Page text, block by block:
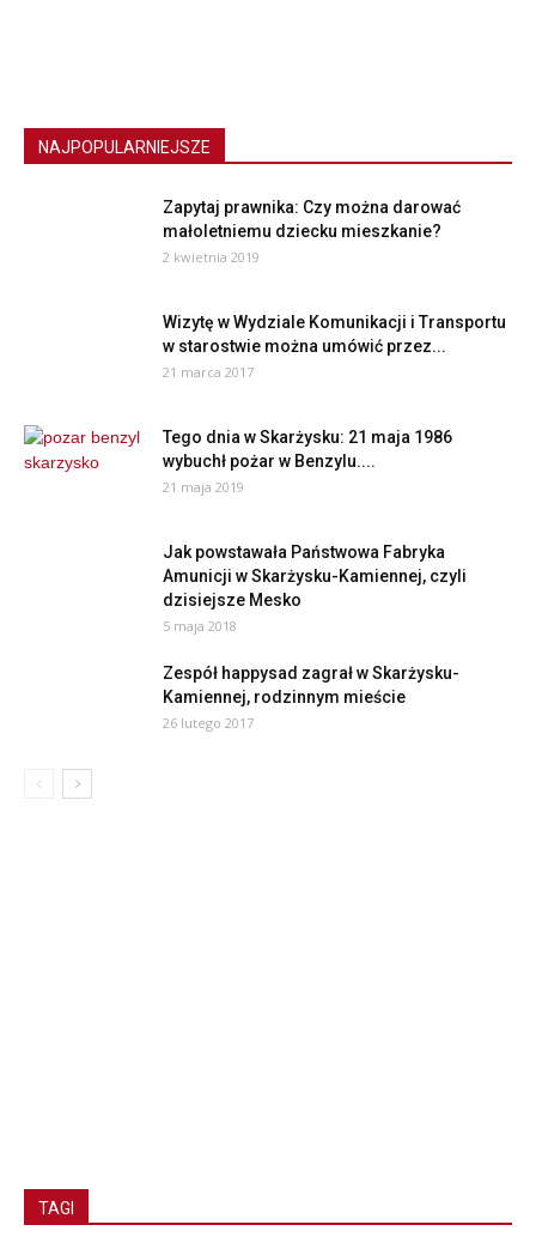
NAJPOPULARNIEJSZE
Zapytaj prawnika: Czy można darować
małoletniemu dziecku mieszkanie?
2 kwietnia 2019
Wizytę w Wydziale Komunikacji i Transportu
w starostwie można umówić przez...
21 marca 2017
Tego dnia w Skarżysku: 21 maja 1986
wybuchł pożar w Benzylu....
21 maja 2019
Jak powstawała Państwowa Fabryka
Amunicji w Skarżysku-Kamiennej, czyli
dzisiejsze Mesko
5 maja 2018
Zespół happysad zagrał w Skarżysku-
Kamiennej, rodzinnym mieście
26 lutego 2017
TAGI